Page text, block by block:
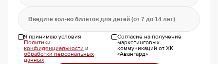
Введите кол-во билетов для детей (от 7 до 14 лет)
Я принимаю условия
Политики
конфиденциальности и
обработки персональных
данных
Согласие на получение
маркетинговых
коммуникаций от ХК
«Авангард»